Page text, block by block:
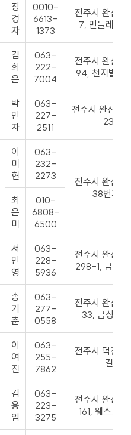
정
경
자
0010-
6613-
1373
전주시 완산구
7, 민들레빌
김
희
은
063-
222-
7004
전주시 완산구
94, 천지빌딩
박
민
자
063-
227-
2511
전주시 완산구
23-4
이
미
현
063-
232-
2273
전주시 완산구
38번지 2
최
은
미
010-
6808-
6500
서
민
영
063-
228-
5936
전주시 완산구
298-1, 금원
송
기
춘
063-
277-
0558
전주시 완산구
33, 금상빌
이
여
진
063-
255-
7862
전주시 덕진구
길 31
김
용
임
063-
223-
3275
전주시 완산구
161, 웨스트